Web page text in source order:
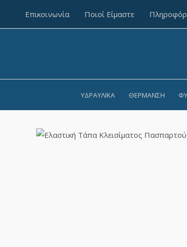
Επικοινωνία Ποιοί Είμαστε
ΥΔΡΑΥΛΙΚΆ ΘΈΡΜΑΝΣΗ